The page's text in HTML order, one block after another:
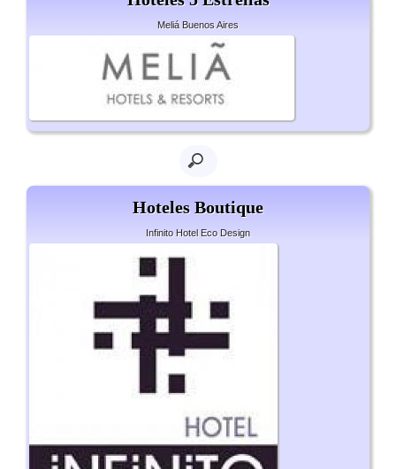
Meliá Buenos Aires
Hoteles Boutique
Infinito Hotel Eco Design